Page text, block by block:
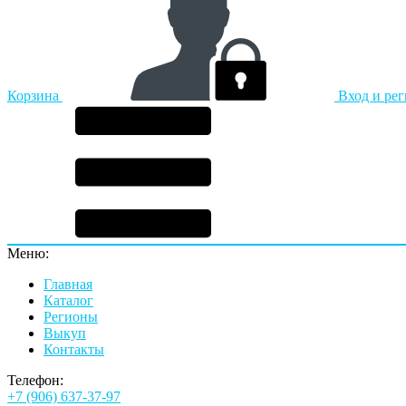
Корзина Вход и
Меню:
Главная
Каталог
Регионы
Выкуп
Контакты
Телефон:
+7 (906) 637-37-97